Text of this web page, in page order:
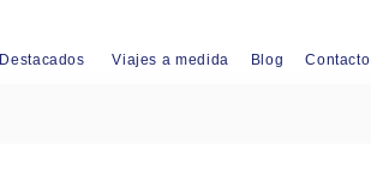
Destacados Viajes a medida Blog Contacto